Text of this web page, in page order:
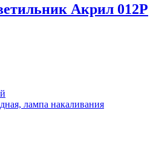
Акрил 012P
лампа накаливания